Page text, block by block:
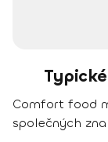
Comfort food
společných